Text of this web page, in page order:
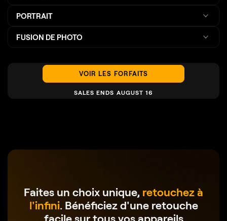
PORTRAIT
FUSION DE PHOTO
VOIR LES FORFAITS
SALES ENDS AUGUST 16
Faites un choix unique, retouchez à
l'infini. Bénéficiez d'une retouche
facile sur tous vos appareils